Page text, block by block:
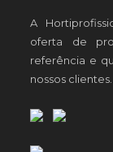
A
oferta de
referência e
nossos clientes.